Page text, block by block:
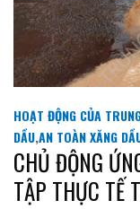
HOẠT ĐỘNG CỦA
DẦU,AN TOÀN XĂNG
CHỦ ĐỘNG
TẬP THỰC TẾ